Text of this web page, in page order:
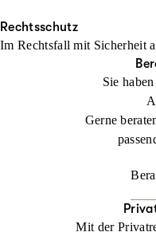
Rechtsschutz
Im Rechtsfall mit Sicher­heit
Sie
Gerne
Mit der